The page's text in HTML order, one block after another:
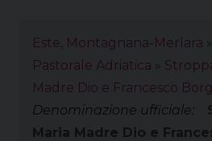
Este, Montagnana-Merlara
Pastorale Adriatica
Madre Dio e Francesco
Denominazione ufficiale:
Maria Madre Dio e